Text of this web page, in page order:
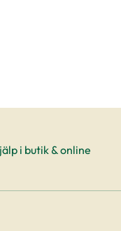
i butik & online